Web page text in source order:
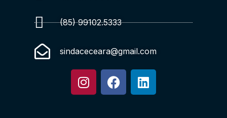
(85) 99102.5333
sindaceceara@gmail.com
I
n
F
a
L
i